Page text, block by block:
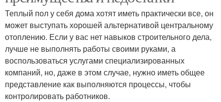
Теплый пол у себя дома хотят иметь практически все, он
может выступать хорошей альтернативой центральному
отоплению. Если у вас нет навыков строительного дела,
лучше не выполнять работы своими руками, а
воспользоваться услугами специализированных
компаний, но, даже в этом случае, нужно иметь общее
представление как выполняются процессы, чтобы
контролировать работников.